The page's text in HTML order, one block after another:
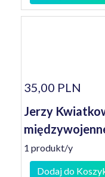
35,00 PLN
Jerzy
1 produkt/y
Dodaj do